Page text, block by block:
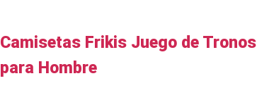
Camisetas Frikis Juego de Tronos
para Hombre